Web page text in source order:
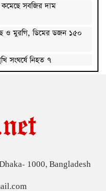
কমেছে সবজির দাম
ও মুরগি, ডিমের ডজন ১৫০
সংঘর্ষে নিহত ৭
করার অপচেষ্টা চলছে:
1000, Bangladesh